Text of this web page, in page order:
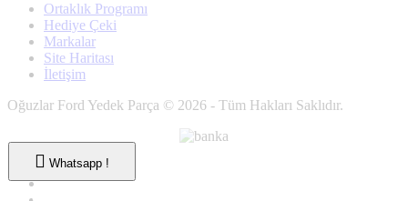
Whatsapp !
Ortaklık Programı
Hediye Çeki
Markalar
Site Haritası
İletişim
Oğuzlar Ford Yedek Parça © 2026 - Tüm Hakları Saklıdır.